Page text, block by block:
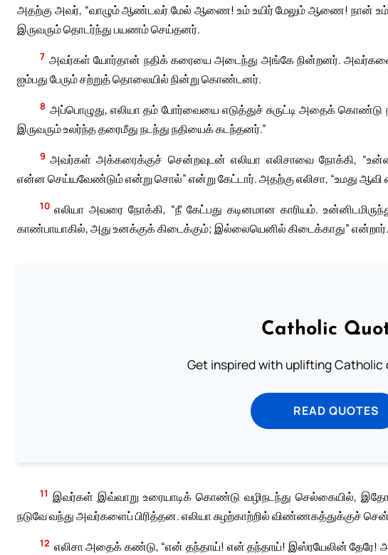
அதற்கு அவர், “வாழும் ஆண்டவர் மேல் ஆணை! உம் உயிர் மேலும் ஆணை! நான்
இருவரும் தொடர்ந்து பயணம் செய்தனர்.
7 அவர்கள் யோர்தான் நதிக் கரையை அடைந்து அங்கே நின்றனர்.
ஐம்பது பேரும் சற்றுத் தொலையில் நின்று கொண்டனர்.
8 அப்பொழுது, எலியா தம் போர்வையை எடுத்துச் சுருட்டி அதைக் கொண்டு
இருவரும் உலர்ந்த தரைமீது நடந்து நதியைக் கடந்தனர்.”
9 அவர்கள் அக்கரைக்குச் சென்றவுடன் எலியா எலிசாவை நோக்கி,
என்ன செய்யவேண்டும் என்று சொல்” என்று கேட்டார். அதற்கு எலிசா, “உமது ஆவி
10 எலியா அவரை நோக்கி, “நீ கேட்பது கடினமான காரியம்.
காண்பாயாகில், அது உனக்குக் கிடைக்கும்; இல்லையெனில் கிடைக்காது” என்றார்.
Catholic
Get inspired with uplifting Catholic
READ QUOTES
11 இவர்கள் இவ்வாறு உரையாடிக் கொண்டு வழிநடந்து செல்கையில், இதோ!
நடுவே வந்து அவர்களைப் பிரித்தன. எலியா சுழற்காற்றில் விண்ணகத்துக்குச்
12 எலிசா அதைக் கண்டு, “என் தந்தாய்! என் தந்தாய்! இஸ்ரயேலின் தேரே!